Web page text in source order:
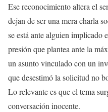
Ese reconocimiento altera el
dejan de ser una mera charla
se está ante alguien implicado
presión que plantea ante la
un asunto vinculado con un
que desestimó la solicitud no
Lo relevante es que el tema
conversación inocente.